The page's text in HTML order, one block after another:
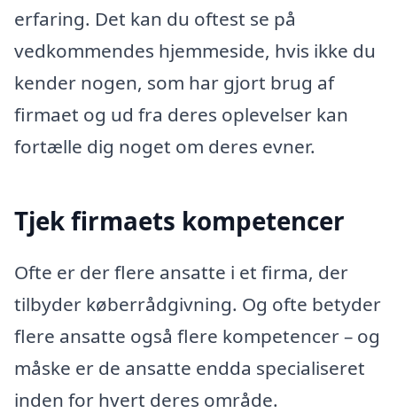
erfaring. Det kan du oftest se på
vedkommendes hjemmeside, hvis ikke du
kender nogen, som har gjort brug af
firmaet og ud fra deres oplevelser kan
fortælle dig noget om deres evner.
Tjek firmaets kompetencer
Ofte er der flere ansatte i et firma, der
tilbyder køberrådgivning. Og ofte betyder
flere ansatte også flere kompetencer – og
måske er de ansatte endda specialiseret
inden for hvert deres område.